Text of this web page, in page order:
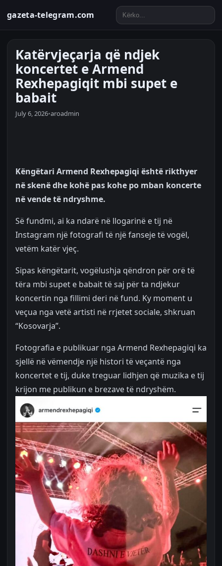
gazeta-telegram.com
Katërvjeçarja që ndjek
koncertet e Armend
Rexhepagiqit mbi supet e
babait
July 6, 2026•aroadmin
Këngëtari Armend Rexhepagiqi është rikthyer
në skenë dhe kohë pas kohe po mban koncerte
në vende të ndryshme.
Së fundmi, ai ka ndarë në llogarinë e tij në
Instagram një fotografi të një fanseje të vogël,
vetëm katër vjeç.
Sipas këngëtarit, vogëlushja qëndron për orë të
tëra mbi supet e babait të saj për ta ndjekur
koncertin nga fillimi deri në fund. Ky moment u
veçua nga vetë artisti në rrjetet sociale, shkruan
“Kosovarja”.
Fotografia e publikuar nga Armend Rexhepagiqi ka
sjellë në vëmendje një histori të veçantë nga
koncertet e tij, duke treguar lidhjen që muzika e tij
krijon me publikun e brezave të ndryshëm.